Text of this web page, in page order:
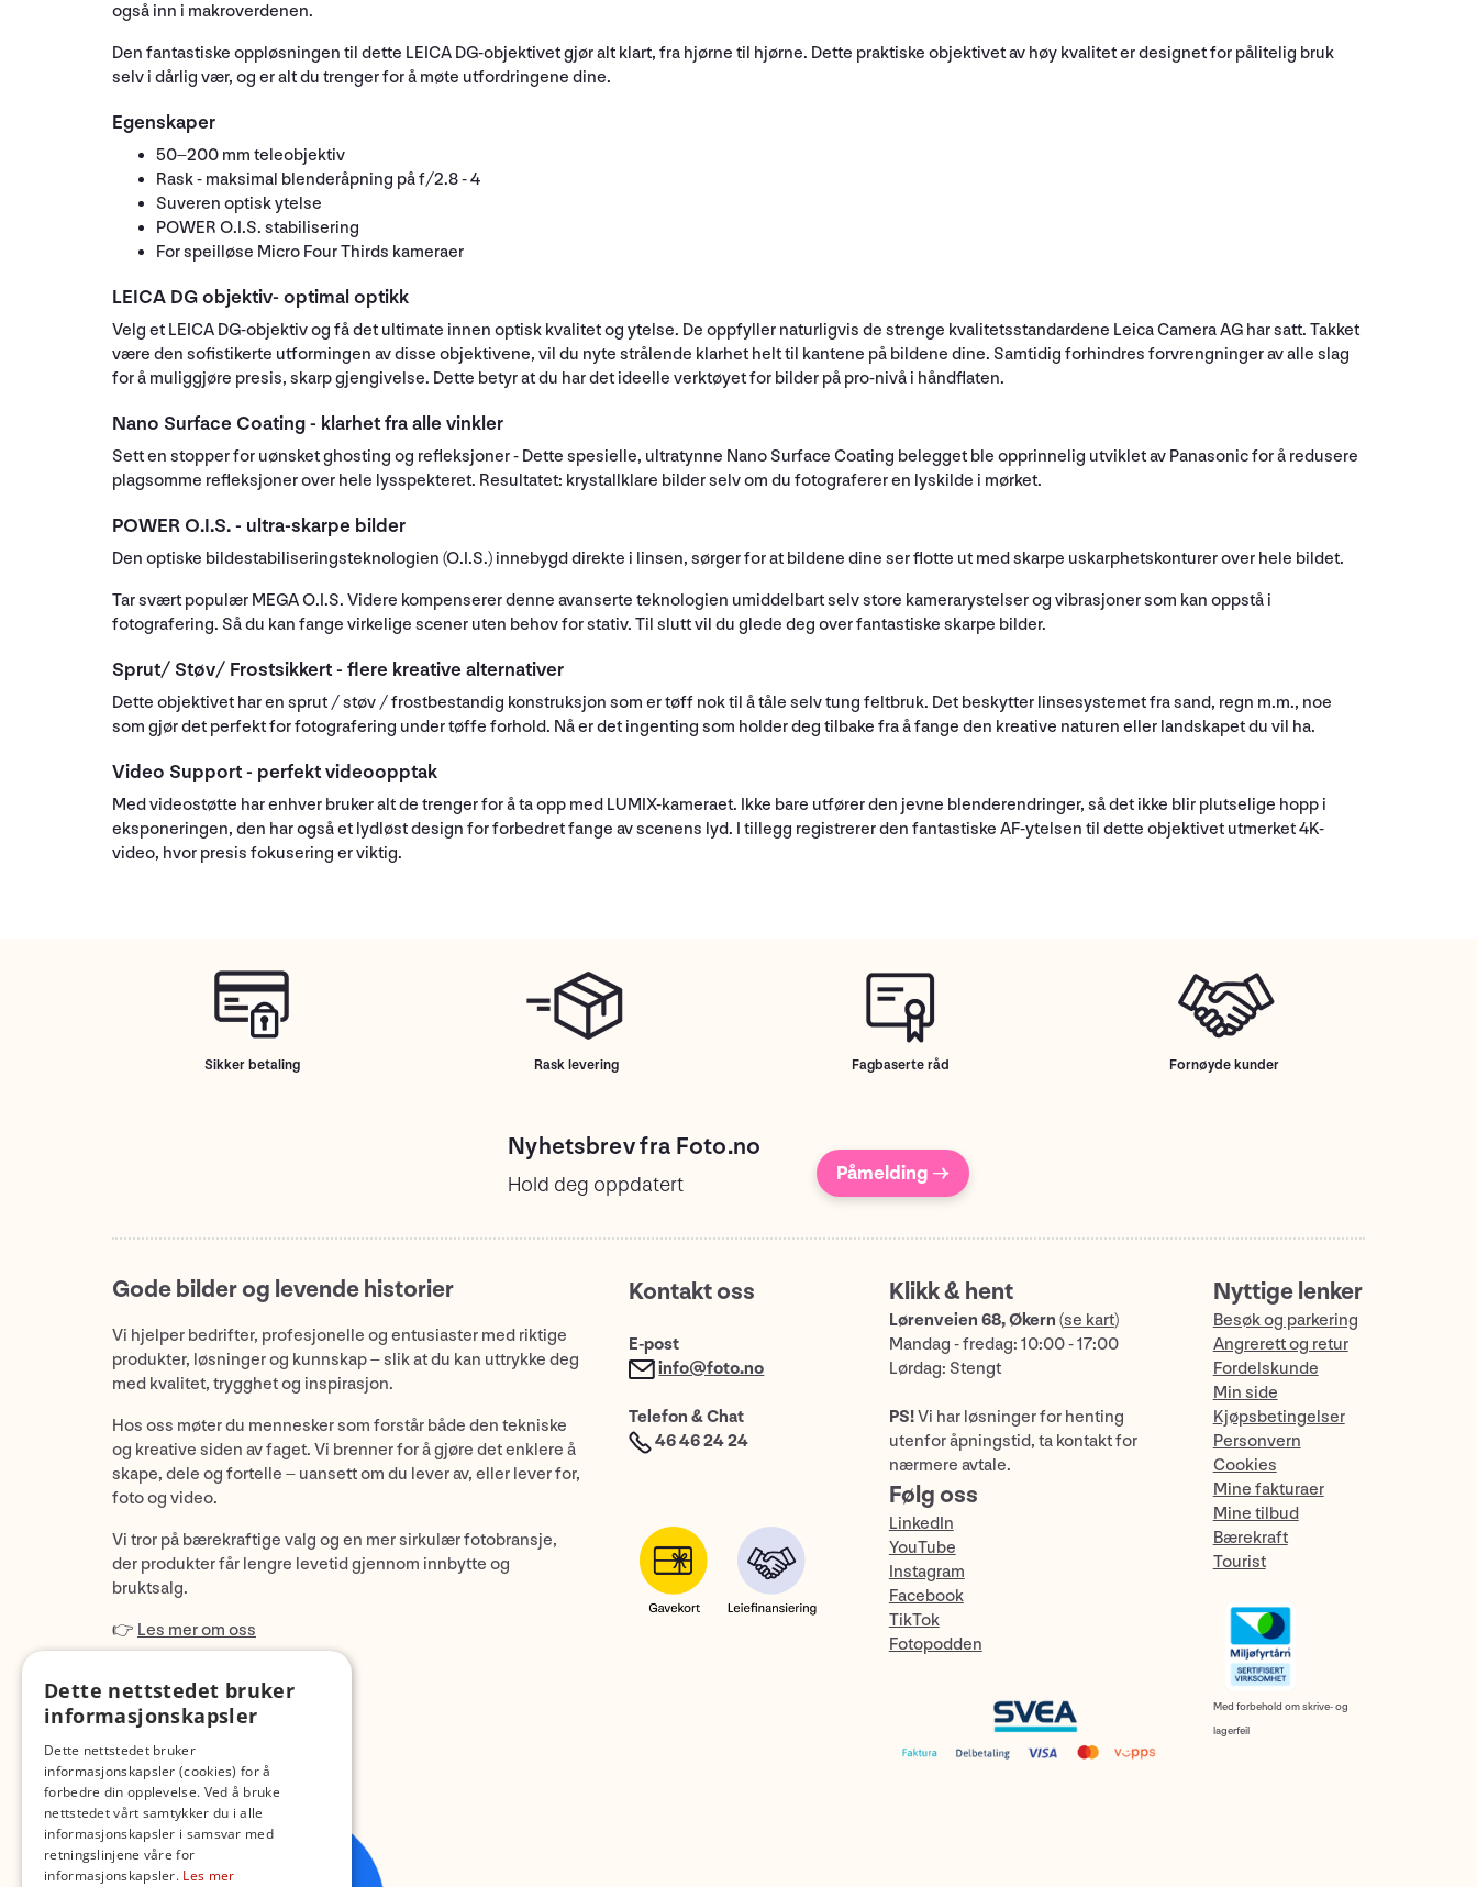
også inn i makroverdenen.
Den fantastiske oppløsningen til dette LEICA DG-objektivet gjør alt klart, fra hjørne til hjørne. Dette praktiske objektivet av høy kvalitet er designet for pålitelig bruk
selv i dårlig vær, og er alt du trenger for å møte utfordringene dine.
Egenskaper
50–200 mm teleobjektiv
Rask - maksimal blenderåpning på f/2.8 - 4
Suveren optisk ytelse
POWER O.I.S. stabilisering
For speilløse Micro Four Thirds kameraer
LEICA DG objektiv- optimal optikk
Velg et LEICA DG-objektiv og få det ultimate innen optisk kvalitet og ytelse. De oppfyller naturligvis de strenge kvalitetsstandardene Leica Camera AG har satt. Takket
være den sofistikerte utformingen av disse objektivene, vil du nyte strålende klarhet helt til kantene på bildene dine. Samtidig forhindres forvrengninger av alle slag
for å muliggjøre presis, skarp gjengivelse. Dette betyr at du har det ideelle verktøyet for bilder på pro-nivå i håndflaten.
Nano Surface Coating - klarhet fra alle vinkler
Sett en stopper for uønsket ghosting og refleksjoner - Dette spesielle, ultratynne Nano Surface Coating belegget ble opprinnelig utviklet av Panasonic for å redusere
plagsomme refleksjoner over hele lysspekteret. Resultatet: krystallklare bilder selv om du fotograferer en lyskilde i mørket.
POWER O.I.S. - ultra-skarpe bilder
Den optiske bildestabiliseringsteknologien (O.I.S.) innebygd direkte i linsen, sørger for at bildene dine ser flotte ut med skarpe uskarphetskonturer over hele bildet.
Tar svært populær MEGA O.I.S. Videre kompenserer denne avanserte teknologien umiddelbart selv store kamerarystelser og vibrasjoner som kan oppstå i
fotografering. Så du kan fange virkelige scener uten behov for stativ. Til slutt vil du glede deg over fantastiske skarpe bilder.
Sprut/ Støv/ Frostsikkert - flere kreative alternativer
Dette objektivet har en sprut / støv / frostbestandig konstruksjon som er tøff nok til å tåle selv tung feltbruk. Det beskytter linsesystemet fra sand, regn m.m., noe
som gjør det perfekt for fotografering under tøffe forhold. Nå er det ingenting som holder deg tilbake fra å fange den kreative naturen eller landskapet du vil ha.
Video Support - perfekt videoopptak
Med videostøtte har enhver bruker alt de trenger for å ta opp med LUMIX-kameraet. Ikke bare utfører den jevne blenderendringer, så det ikke blir plutselige hopp i
eksponeringen, den har også et lydløst design for forbedret fange av scenens lyd. I tillegg registrerer den fantastiske AF-ytelsen til dette objektivet utmerket 4K-
video, hvor presis fokusering er viktig.
Sikker betaling Rask levering Fagbaserte råd Fornøyde kunder
Nyhetsbrev fra Foto.no
Hold deg oppdatert Påmelding →
Gode bilder og levende historier
Vi hjelper bedrifter, profesjonelle og entusiaster med riktige
produkter, løsninger og kunnskap – slik at du kan uttrykke deg
med kvalitet, trygghet og inspirasjon.
Hos oss møter du mennesker som forstår både den tekniske
og kreative siden av faget. Vi brenner for å gjøre det enklere å
skape, dele og fortelle – uansett om du lever av, eller lever for,
foto og video.
Vi tror på bærekraftige valg og en mer sirkulær fotobransje,
der produkter får lengre levetid gjennom innbytte og
bruktsalg.
👉 Les mer om oss
Kontakt oss
E-post
info@foto.no
Telefon & Chat
46 46 24 24
Klikk & hent
Lørenveien 68, Økern (se kart)
Mandag - fredag: 10:00 - 17:00
Lørdag: Stengt
PS!Vi har løsninger for henting
utenfor åpningstid, ta kontakt for
nærmere avtale.
Følg oss
LinkedIn
YouTube
Instagram
Facebook
TikTok
Fotopodden
Nyttige lenker
Besøk og parkering
Angrerett og retur
Fordelskunde
Min side
Kjøpsbetingelser
Personvern
Cookies
Mine fakturaer
Mine tilbud
Bærekraft
Tourist
Med forbehold om skrive- og
lagerfeil
Dette nettstedet bruker
informasjonskapsler
Dette nettstedet bruker
informasjonskapsler (cookies) for å
forbedre din opplevelse. Ved å bruke
nettstedet vårt samtykker du i alle
informasjonskapsler i samsvar med
retningslinjene våre for
informasjonskapsler. Les mer